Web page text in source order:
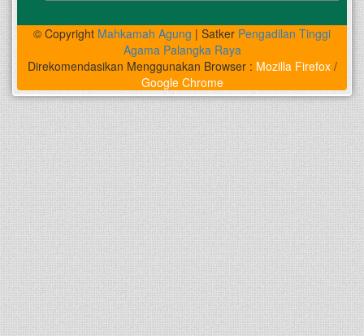
© Copyright Mahkamah Agung | Satker Pengadilan Tinggi
Agama Palangka Raya
Direkomendasikan Menggunakan Browser : Mozilla Firefox/
Google Chrome